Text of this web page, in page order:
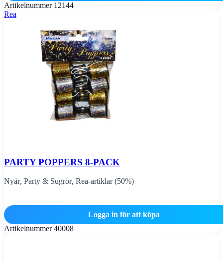
Artikelnummer 12144
Rea
PARTY POPPERS 8-PACK
Nyår, Party & Sugrör, Rea-artiklar (50%)
Logga in för att köpa
Artikelnummer40008